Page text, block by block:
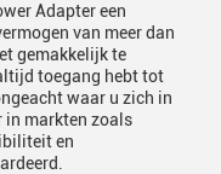
Adapter een
van meer dan
gemakkelijk te
toegang hebt tot
waar u zich in
in markten zoals
en